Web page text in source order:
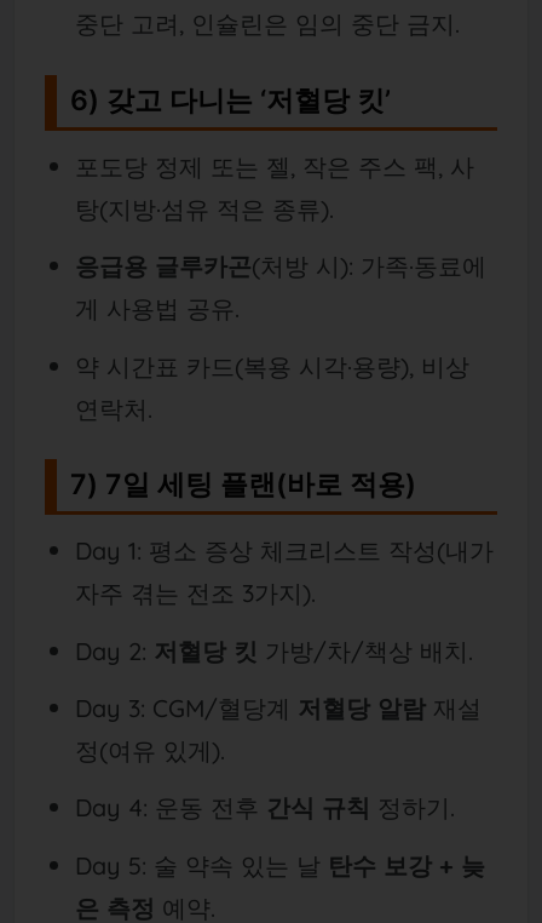
중단 고려, 인슐린은 임의 중단 금지.
6) 갖고 다니는 ‘저혈당 킷’
포도당 정제 또는 젤, 작은 주스 팩, 사
탕(지방·섬유 적은 종류).
응급용 글루카곤(처방 시): 가족·동료에
게 사용법 공유.
약 시간표 카드(복용 시각·용량), 비상
연락처.
7) 7일 세팅 플랜(바로 적용)
Day 1: 평소 증상 체크리스트 작성(내가
자주 겪는 전조 3가지).
Day 2: 저혈당 킷 가방/차/책상 배치.
Day 3: CGM/혈당계 저혈당 알람재설
정(여유 있게).
Day 4: 운동 전후 간식 규칙 정하기.
Day 5: 술 약속 있는 날 탄수 보강 + 늦
은 측정 예약.